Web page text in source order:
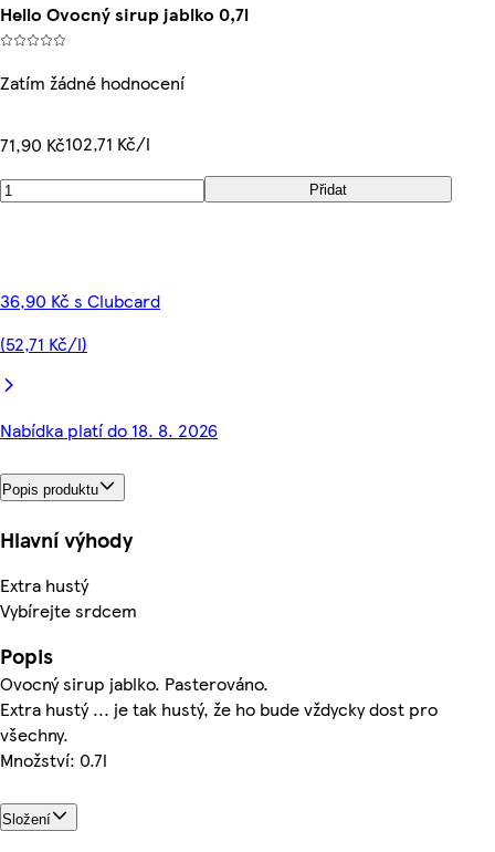
Hello Ovocný sirup jablko 0,7l
Zatím žádné hodnocení
71,90 Kč102,71 Kč/l
Přidat
36,90 Kč s Clubcard
(52,71 Kč/l)
Nabídka platí do 18. 8. 2026
Popis produktu
Hlavní výhody
Extra hustý
Vybírejte srdcem
Popis
Ovocný sirup jablko. Pasterováno.
Extra hustý ... je tak hustý, že ho bude vždycky dost pro
všechny.
Množství: 0.7l
Složení